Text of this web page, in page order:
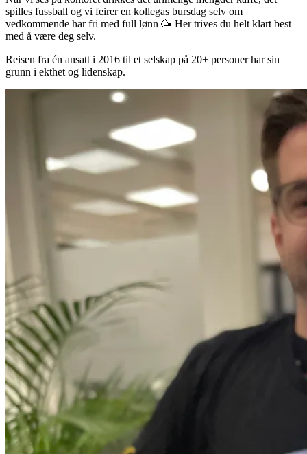
spilles fussball og vi feirer en kollegas bursdag selv om
vedkommende har fri med full lønn 🥳 Her trives du helt klart best
med å være deg selv.
Reisen fra én ansatt i 2016 til et selskap på 20+ personer har sin
grunn i ekthet og lidenskap.